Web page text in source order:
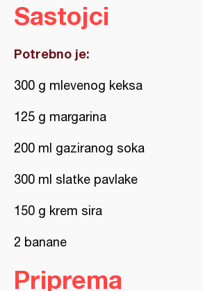
Sastojci
Potrebno je:
300 g mlevenog keksa
125 g margarina
200 ml gaziranog soka
300 ml slatke pavlake
150 g krem sira
2 banane
Priprema